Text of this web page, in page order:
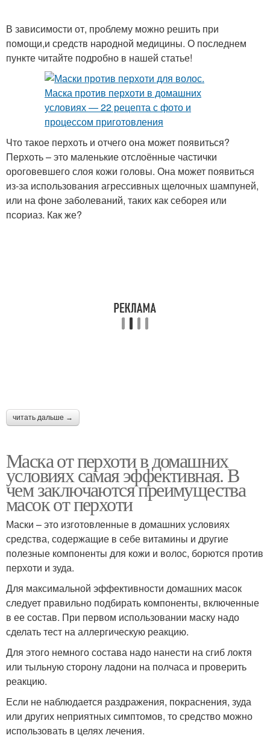
В зависимости от, проблему можно решить при
помощи,и средств народной медицины. О последнем
пункте читайте подробно в нашей статье!
Что такое перхоть и отчего она может появиться?
Перхоть – это маленькие отслоённые частички
ороговевшего слоя кожи головы. Она может появиться
из-за использования агрессивных щелочных шампуней,
или на фоне заболеваний, таких как себорея или
псориаз. Как же?
читать дальше →
Маска от перхоти в домашних
условиях самая эффективная. В
чем заключаются преимущества
масок от перхоти
Маски – это изготовленные в домашних условиях
средства, содержащие в себе витамины и другие
полезные компоненты для кожи и волос, борются против
перхоти и зуда.
Для максимальной эффективности домашних масок
следует правильно подбирать компоненты, включенные
в ее состав. При первом использовании маску надо
сделать тест на аллергическую реакцию.
Для этого немного состава надо нанести на сгиб локтя
или тыльную сторону ладони на полчаса и проверить
реакцию.
Если не наблюдается раздражения, покраснения, зуда
или других неприятных симптомов, то средство можно
использовать в целях лечения.